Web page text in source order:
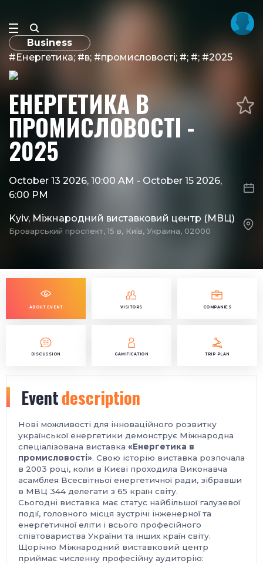
Business
#Енергетика; #в; #промисловості; #; #; #2025
ЕНЕРГЕТИКА В
ПРОМИСЛОВОСТІ -
2025
October 13 2026, 10:00 AM - October 15 2026,
6:00 PM
Kyiv, Міжнародний виставковий центр (МВЦ)
Броварський проспект, 15 в, Київ, Украина, 02000
ABOUT EVENT VISITORS COMPANIES
DISCUSSION GAMIFICATION TRIP PLAN
Eventdescription
Нові можливості для інноваційного розвитку
української енергетики демонструє Міжнародна
спеціалізована виставка «Енергетика в
промисловості». Свою історію виставка розпочала
в 2003 році, коли в Києві проходила Виконавча
асамблея Всесвітньої енергетичної ради, зібравши
в МВЦ 344 делегати з 65 країн світу.
Сьогодні виставка має статус найбільшої галузевої
події, головного місця зустрічі інженерної та
енергетичної еліти і всього професійного
співтовариства України та інших країн світу.
Щорічно Міжнародний виставковий центр
приймає численну професійну аудиторію: